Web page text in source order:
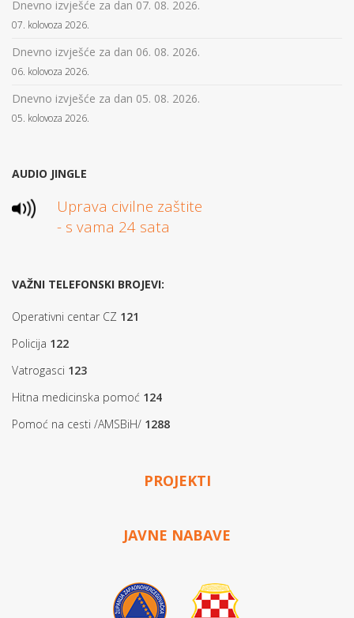
Dnevno izvješće za dan 07. 08. 2026.
07. kolovoza 2026.
Dnevno izvješće za dan 06. 08. 2026.
06. kolovoza 2026.
Dnevno izvješće za dan 05. 08. 2026.
05. kolovoza 2026.
AUDIO JINGLE
Uprava civilne zaštite
- s vama 24 sata
VAŽNI TELEFONSKI BROJEVI:
Operativni centar CZ 121
Policija 122
Vatrogasci 123
Hitna medicinska pomoć 124
Pomoć na cesti /AMSBiH/ 1288
PROJEKTI
JAVNE NABAVE